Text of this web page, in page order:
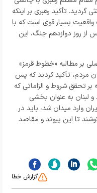
تأکید رهبری بر اینکه
بسیار قوی است که با
روز دوازدهم جنگ، این
بر مطالبه «خطوط قرمز»
مردم، تأکید کردند که پس
تحقق شروط و الزاماتی که
لبنان به عنوان بخشی
وارد میدان شد، باید در
تا این پیوند و مقاصد
گزارش خطا